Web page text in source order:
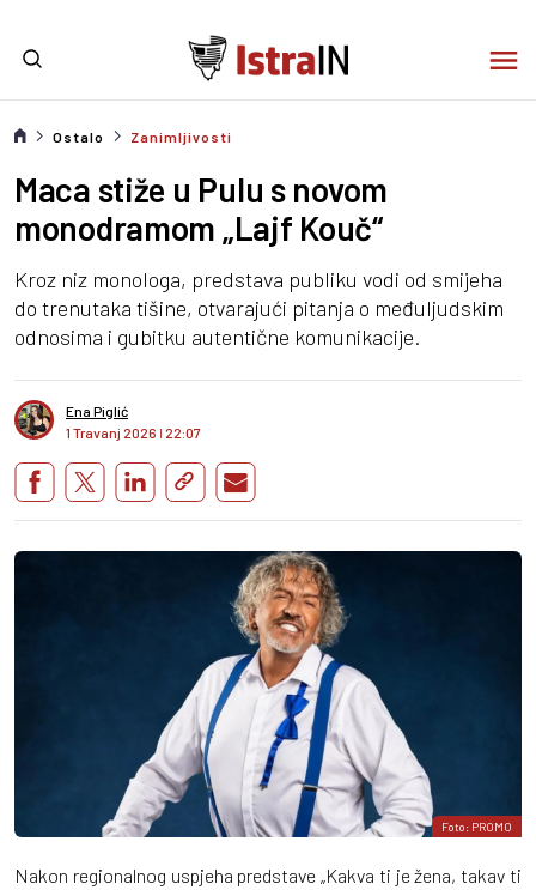
Ostalo Zanimljivosti
Maca stiže u Pulu s novom
monodramom „Lajf Kouč“
Kroz niz monologa, predstava publiku vodi od smijeha
do trenutaka tišine, otvarajući pitanja o međuljudskim
odnosima i gubitku autentične komunikacije.
Ena Piglić
1 Travanj 2026 I 22:07
Foto: PROMO
Nakon regionalnog uspjeha predstave „Kakva ti je žena, takav ti